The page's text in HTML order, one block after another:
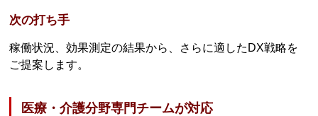
次の打ち手
稼働状況、効果測定の結果から、さらに適したDX戦略を
ご提案します。
医療・介護分野専門チームが対応